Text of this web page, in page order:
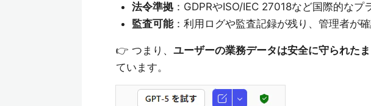
法令準拠：GDPRやISO/IEC 27018など国際的なプ
監査可能：利用ログや監査記録が残り、管理者が
👉 つまり、 ユーザーの業務データは安全に守られた
ています。